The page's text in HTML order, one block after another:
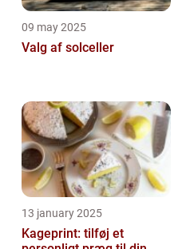
09 may 2025
Valg af solceller
13 january 2025
Kageprint: tilføj et